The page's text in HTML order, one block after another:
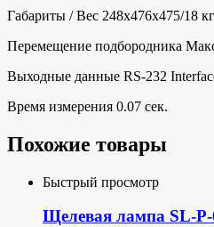
Габариты / Вес 248х476х475/18
Перемещение подбородника
Выходные данные RS-232
Время измерения 0.07 сек.
Похожие товары
Быстрый просмотр
Щелевая лампа SL-P-